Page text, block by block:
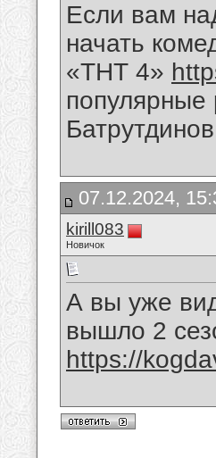
Если вам
начать
«ТНТ 4»
07.12.2024,
kirill083
Новичок
А вы уже
вышло 2
https://